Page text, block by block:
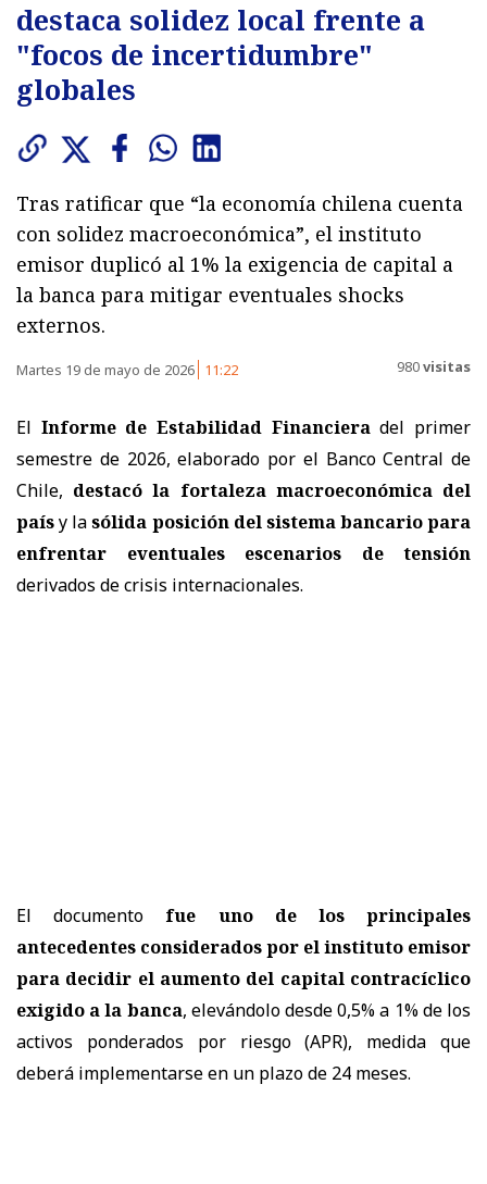
destaca solidez local frente a
"focos de incertidumbre"
globales
Tras ratificar que “la economía chilena cuenta
con solidez macroeconómica”, el instituto
emisor duplicó al 1% la exigencia de capital a
la banca para mitigar eventuales shocks
externos.
Martes 19 de mayo de 2026 11:22 980visitas
El Informe de Estabilidad Financieradel primer
semestre de 2026, elaborado por el Banco Central de
Chile, destacó la fortaleza macroeconómica del
paísy lasólida posición del sistema bancario para
enfrentar eventuales escenarios de tensión
derivados de crisis internacionales.
El documento fue uno de los principales
antecedentes considerados por el instituto emisor
para decidir el aumento del capital contracíclico
exigido a la banca, elevándolo desde 0,5% a 1% de los
activos ponderados por riesgo (APR), medida que
deberá implementarse en un plazo de 24 meses.